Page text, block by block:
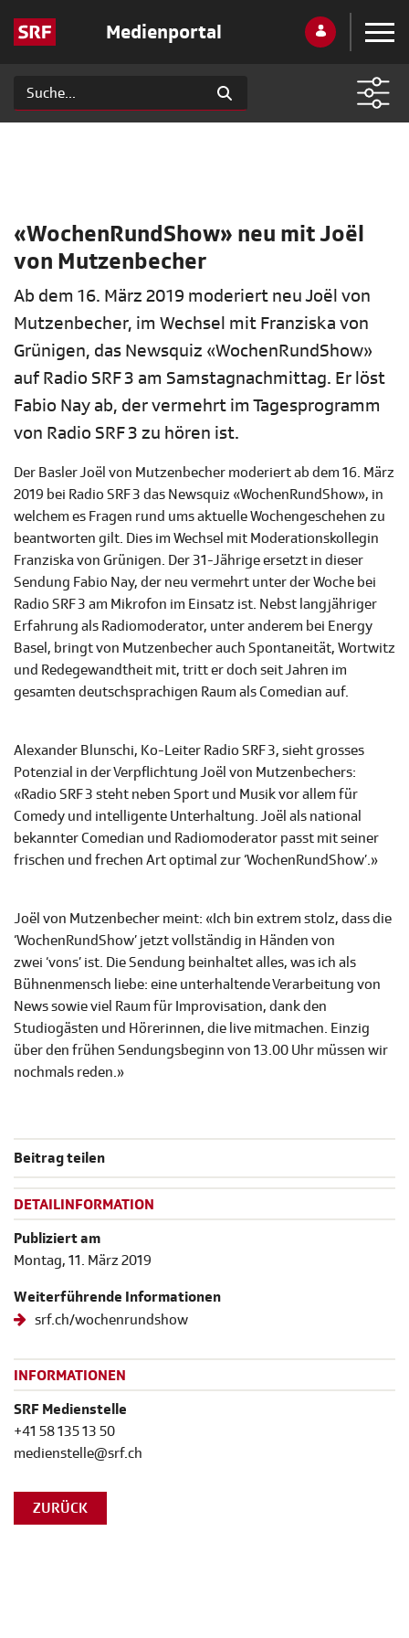
Medienportal
«WochenRundShow» neu mit Joël
von Mutzenbecher
Ab dem 16. März 2019 moderiert neu Joël von
Mutzenbecher, im Wechsel mit Franziska von
Grünigen, das Newsquiz «WochenRundShow»
auf Radio SRF 3 am Samstagnachmittag. Er löst
Fabio Nay ab, der vermehrt im Tagesprogramm
von Radio SRF 3 zu hören ist.
Der Basler Joël von Mutzenbecher moderiert ab dem 16. März
2019 bei Radio SRF 3 das Newsquiz «WochenRundShow», in
welchem es Fragen rund ums aktuelle Wochengeschehen zu
beantworten gilt. Dies im Wechsel mit Moderationskollegin
Franziska von Grünigen. Der 31-Jährige ersetzt in dieser
Sendung Fabio Nay, der neu vermehrt unter der Woche bei
Radio SRF 3 am Mikrofon im Einsatz ist. Nebst langjähriger
Erfahrung als Radiomoderator, unter anderem bei Energy
Basel, bringt von Mutzenbecher auch Spontaneität, Wortwitz
und Redegewandtheit mit, tritt er doch seit Jahren im
gesamten deutschsprachigen Raum als Comedian auf.
Alexander Blunschi, Ko-Leiter Radio SRF 3, sieht grosses
Potenzial in der Verpflichtung Joël von Mutzenbechers:
«Radio SRF 3 steht neben Sport und Musik vor allem für
Comedy und intelligente Unterhaltung. Joël als national
bekannter Comedian und Radiomoderator passt mit seiner
frischen und frechen Art optimal zur ‘WochenRundShow’.»
Joël von Mutzenbecher meint: «Ich bin extrem stolz, dass die
‘WochenRundShow’ jetzt vollständig in Händen von
zwei ‘vons’ ist. Die Sendung beinhaltet alles, was ich als
Bühnenmensch liebe: eine unterhaltende Verarbeitung von
News sowie viel Raum für Improvisation, dank den
Studiogästen und Hörerinnen, die live mitmachen. Einzig
über den frühen Sendungsbeginn von 13.00 Uhr müssen wir
nochmals reden.»
Beitrag teilen
DETAILINFORMATION
Publiziert am
Montag, 11. März 2019
Weiterführende Informationen
srf.ch/wochenrundshow
INFORMATIONEN
SRF Medienstelle
+41 58 135 13 50
medienstelle@srf.ch
ZURÜCK